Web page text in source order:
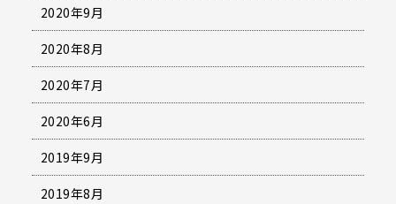
2020年9月
2020年8月
2020年7月
2020年6月
2019年9月
2019年8月